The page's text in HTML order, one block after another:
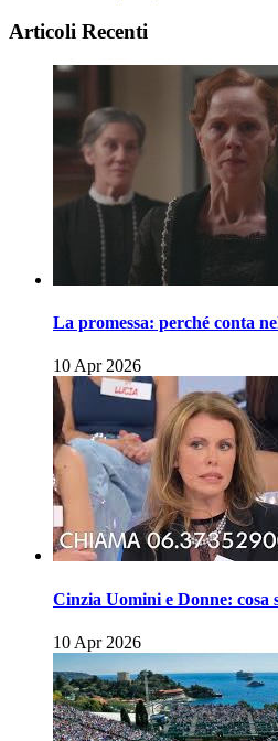
Articoli Recenti
La promessa: perché conta
10 Apr 2026
Cinzia Uomini e Donne: cosa
10 Apr 2026